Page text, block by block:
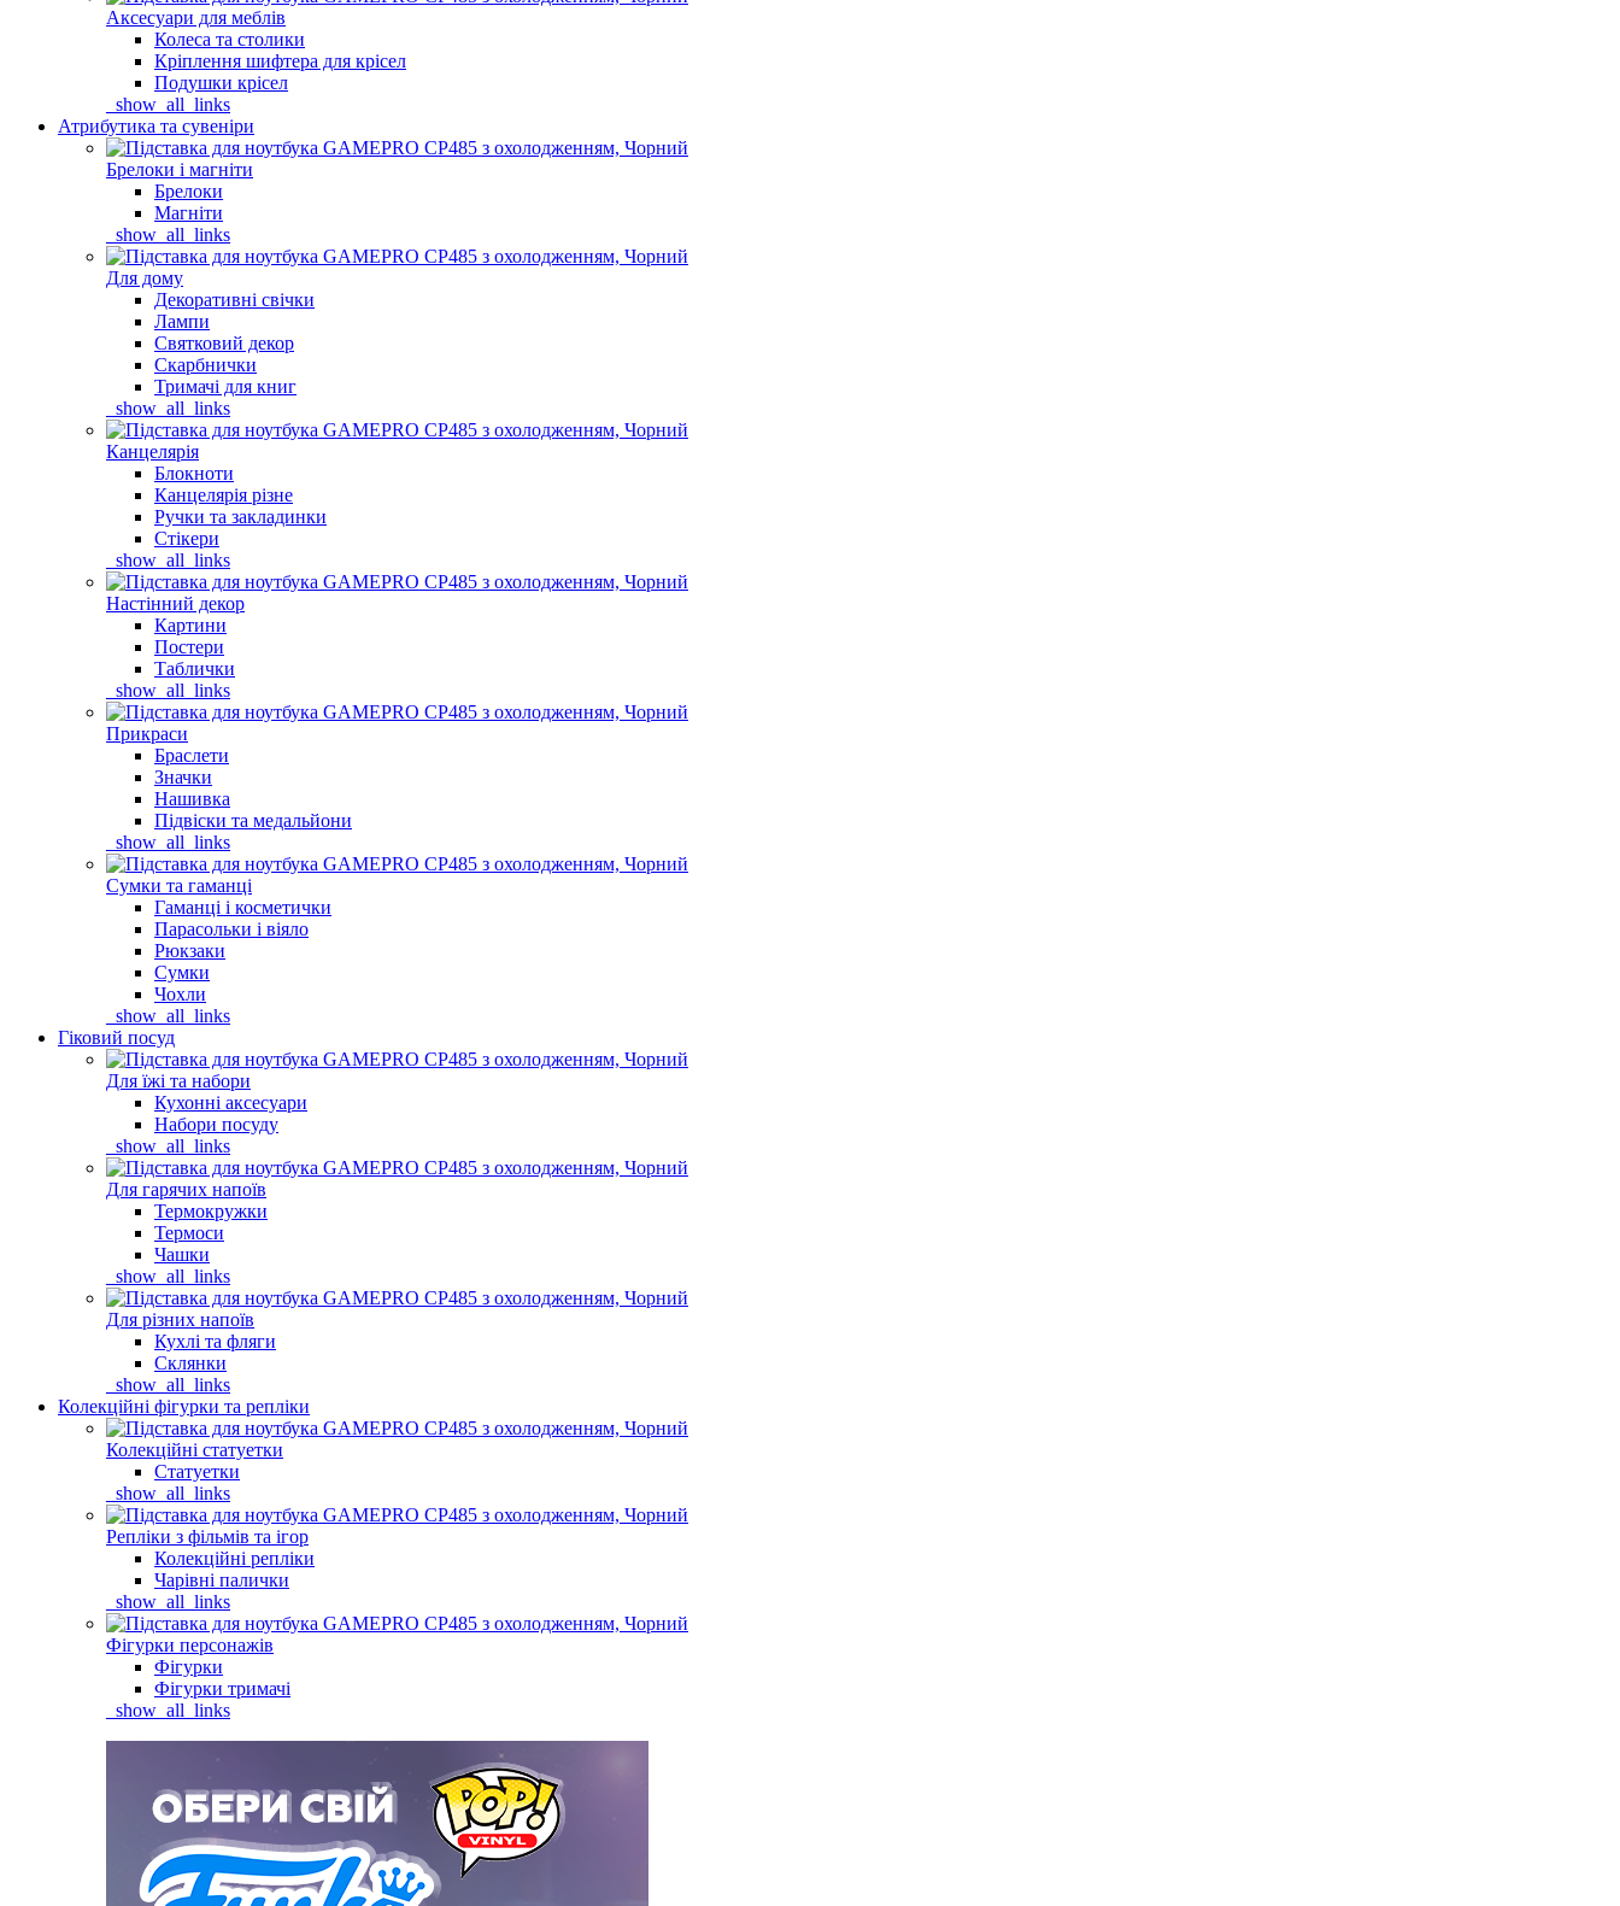
Аксесуари для меблів
Колеса та столики
Кріплення шифтера для крісел
Подушки крісел
_show_all_links
Атрибутика та сувеніри
Брелоки і магніти
Брелоки
Магніти
_show_all_links
Для дому
Декоративні свічки
Лампи
Святковий декор
Скарбнички
Тримачі для книг
_show_all_links
Канцелярія
Блокноти
Канцелярія різне
Ручки та закладинки
Стікери
_show_all_links
Настінний декор
Картини
Постери
Таблички
_show_all_links
Прикраси
Браслети
Значки
Нашивка
Підвіски та медальйони
_show_all_links
Сумки та гаманці
Гаманці і косметички
Парасольки і віяло
Рюкзаки
Сумки
Чохли
_show_all_links
Гіковий посуд
Для їжі та набори
Кухонні аксесуари
Набори посуду
_show_all_links
Для гарячих напоїв
Термокружки
Термоси
Чашки
_show_all_links
Для різних напоїв
Кухлі та фляги
Склянки
_show_all_links
Колекційні фігурки та репліки
Колекційні статуетки
Статуетки
_show_all_links
Репліки з фільмів та ігор
Колекційні репліки
Чарівні палички
_show_all_links
Фігурки персонажів
Фігурки
Фігурки тримачі
_show_all_links